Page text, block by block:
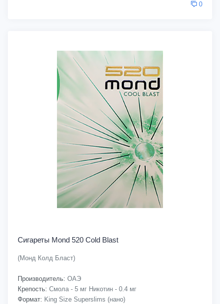
0
Сигареты Mond 520 Cold Blast
(Монд Колд Бласт)
Производитель: ОАЭ
Крепость: Смола - 5 мг Никотин - 0.4 мг
Формат: King Size Superslims (нано)